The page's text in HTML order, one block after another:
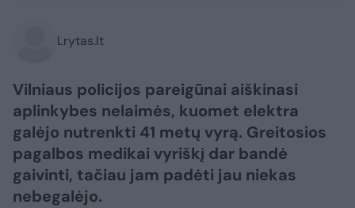
Lrytas.lt
Vilniaus policijos pareigūnai aiškinasi
aplinkybes nelaimės, kuomet elektra
galėjo nutrenkti 41 metų vyrą. Greitosios
pagalbos medikai vyriškį dar bandė
gaivinti, tačiau jam padėti jau niekas
nebegalėjo.